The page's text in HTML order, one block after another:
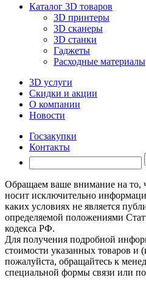
Каталог 3D товаров
3D принтеры
3D сканеры
3D станки
Гаджеты
Расходные материалы
3D услуги
Скидки и акции
О компании
Новости
Госзакупки
Контакты
Обращаем ваше внимание на то,
носит исключительно
каких условиях не является
определяемой положениями
кодекса РФ.
Для получения подробной
стоимости указанных товаров и
пожалуйста, обращайтесь к
специальной формы связи или